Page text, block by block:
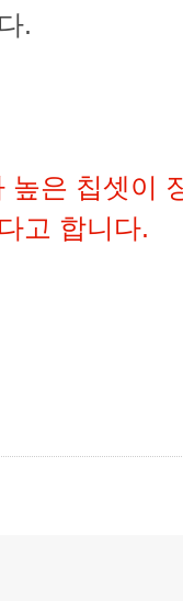
.
높은 칩셋이
고 합니다.